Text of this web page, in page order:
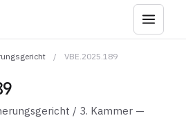
/ VBE.2025.189
/ 3. Kammer —